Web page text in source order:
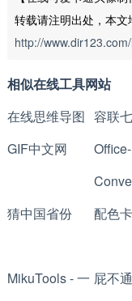
转载请注明出处，本文
http://
相似在线工具网站
在线思维导图 容联
GIF中文网
Office-
猜中国省份
配色卡
MikuTools - 一 屁不